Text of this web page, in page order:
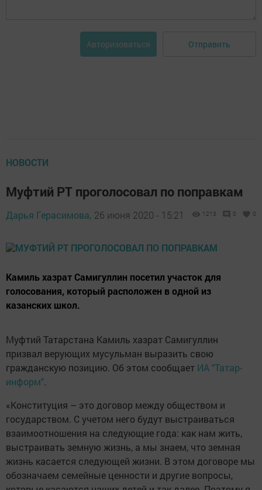
Авторизоваться Отправить
НОВОСТИ
Муфтий РТ проголосовал по поправкам
Дарья Герасимова, 26 июня 2020 - 15:21 1213 0 0
Камиль хазрат Самигуллин посетил участок для
голосования, который расположен в одной из
казанских школ.
Муфтий Татарстана Камиль хазрат Самигуллин
призвал верующих мусульман выразить свою
гражданскую позицию. Об этом сообщает ИА "Татар-
информ".
«Конституция – это договор между обществом и
государством. С учетом него будут выстраиваться
взаимоотношения на следующие года: как нам жить,
выстраивать земную жизнь, а мы знаем, что земная
жизнь касается следующей жизни. В этом договоре мы
обозначаем семейные ценности и другие вопросы,